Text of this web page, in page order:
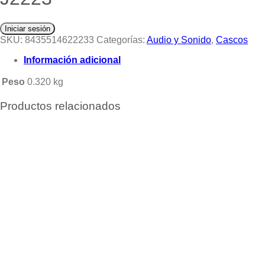
Iniciar sesión
SKU: 8435514622233 Categorías: Audio y Sonido, Cascos
Información adicional
Peso 0.320 kg
Productos relacionados